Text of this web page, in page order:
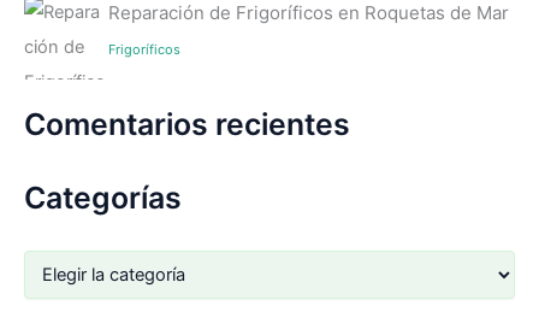
Reparación de Frigoríficos en Roquetas de Mar
Frigoríficos
Comentarios recientes
Categorías